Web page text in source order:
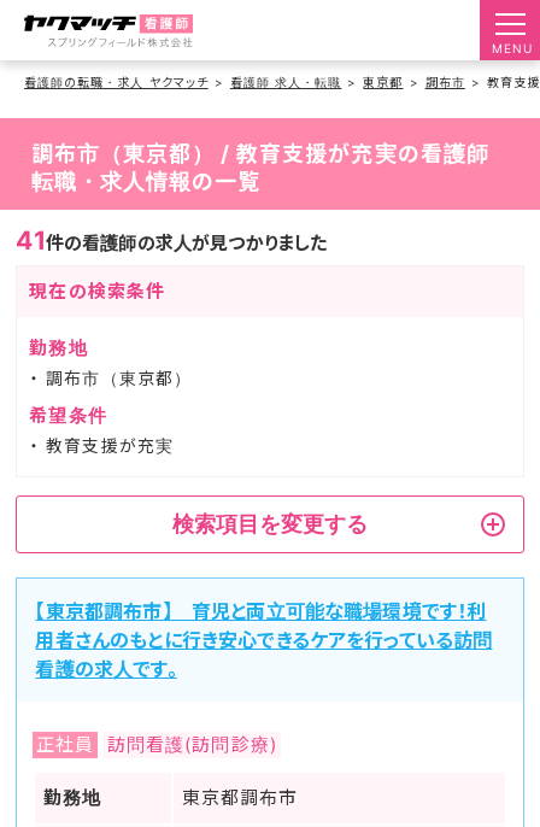
MENU
看護師の転職・求人 ヤクマッチ 看護師 求人・転職 東京都 調布市 教育支
調布市（東京都） / 教育支援が充実の看護師
転職・求人情報の一覧
41件の看護師の求人が見つかりました
現在の検索条件
勤務地
調布市（東京都）
希望条件
教育支援が充実
検索項目を変更する
【東京都調布市】 育児と両立可能な職場環境です！利
用者さんのもとに行き安心できるケアを行っている訪問
看護の求人です。
正社員 訪問看護(訪問診療)
勤務地 東京都調布市